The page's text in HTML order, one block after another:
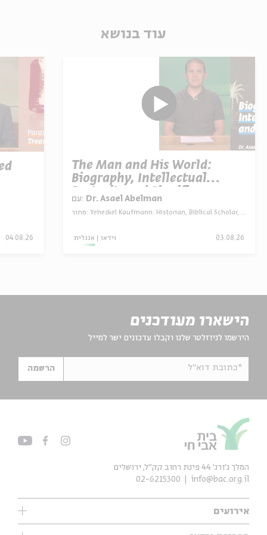
עוד בנושא
The Man and His World:
Biography, Intellectual
Portrait, and Significance
עם: Dr. Asael Abelman
מתוך: Yehezkel Kaufmann: Historian, Biblical Scholar, and Zionist Thinker
אנגלית וידאו 03.08.26
04.08.26
הישארו מעודכנים
הירשמו לניוזלטר שלנו וקבלו עדכונים ישר למייל
*כתובת דוא"ל הרשמה
אירועים
עיון
המלך ג'ורג' 44 פינת רחוב קק״ל, ירושלים
info@bac.org.il
02-6215300